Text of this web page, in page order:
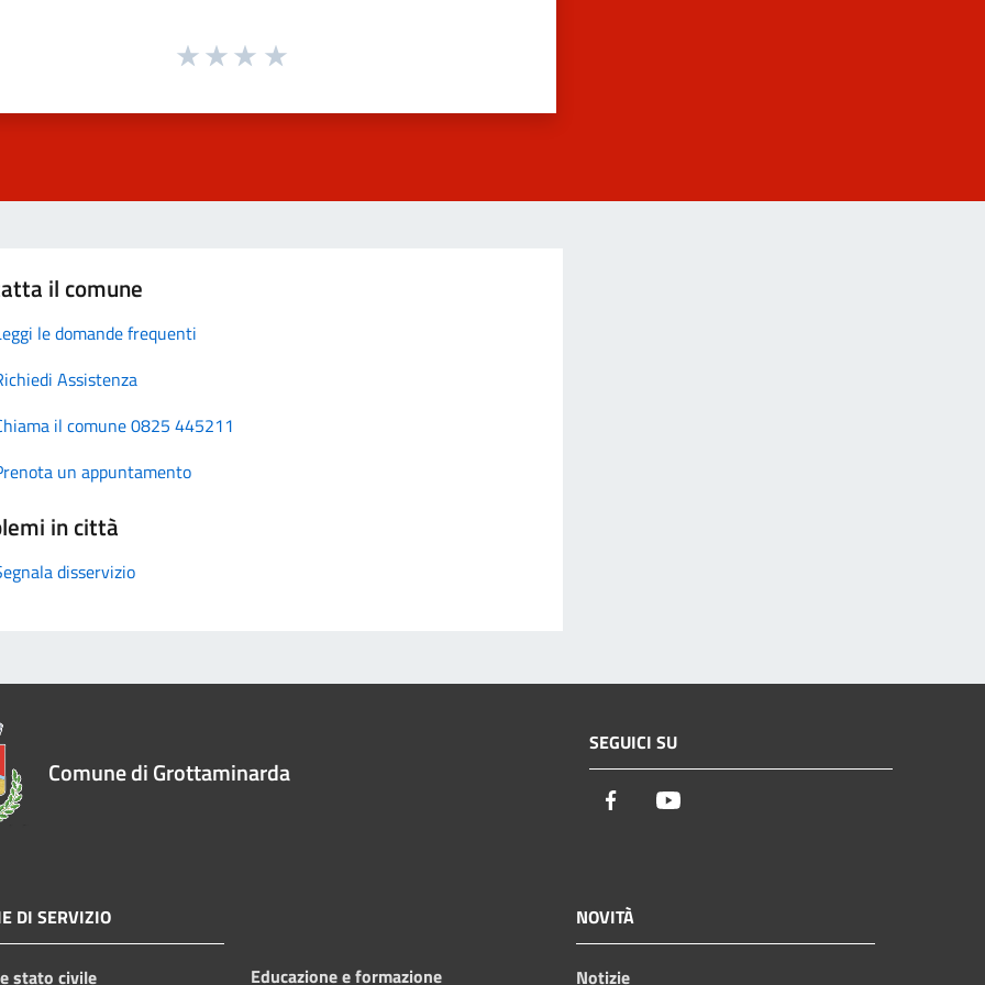
il comune
le domande frequenti
Assistenza
il comune 0825 445211
un appuntamento
in città
disservizio
Comune di Grottaminarda
SEGUICI SU
Facebook
DI SERVIZIO
stato civile Educazione e formazione
NOVITÀ
Notizie